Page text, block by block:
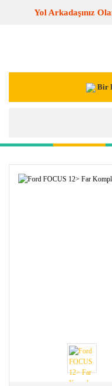
Yol Arkadaşınız
Bir